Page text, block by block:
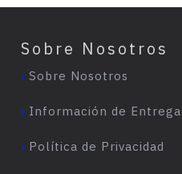
Sobre Nosotros
Sobre Nosotros
Información de Entrega
Política de Privacidad